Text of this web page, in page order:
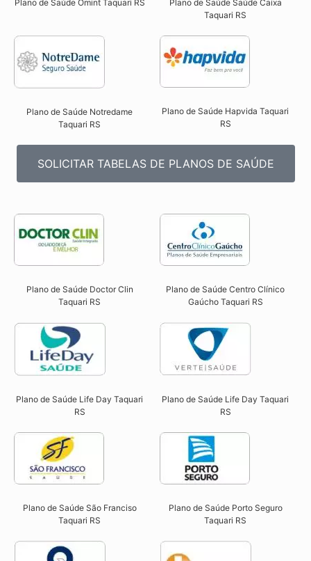
Plano de Saúde Omint Taquari RS​
Plano de Saúde Saúde Caixa
Taquari RS​
Plano de Saúde Notredame
Taquari RS​
Plano de Saúde Hapvida Taquari
RS​
SOLICITAR TABELAS DE PLANOS DE SAÚDE
Plano de Saúde Doctor Clin
Taquari RS​
Plano de Saúde Centro Clínico
Gaúcho Taquari RS​
Plano de Saúde Life Day Taquari
RS
Plano de Saúde Life Day Taquari
RS
Plano de Saúde São Franciso
Taquari RS​
Plano de Saúde Porto Seguro
Taquari RS​